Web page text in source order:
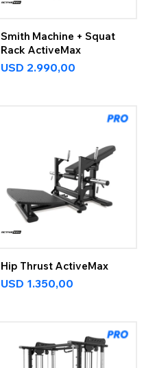
Smith Machine + Squat
Rack ActiveMax
USD 2.990,00
Hip Thrust ActiveMax
USD 1.350,00